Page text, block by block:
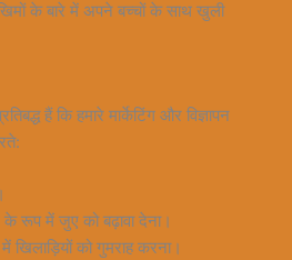
के बारे में अपने बच्चों के साथ खुली
हैं कि हमारे मार्केटिंग और विज्ञापन
के रूप में जुए को बढ़ावा देना।
को गुमराह करना।